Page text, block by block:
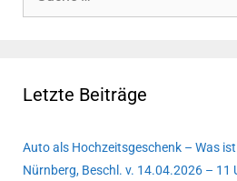
Letzte Beiträge
Auto als Hochzeitsgeschenk – Was
Nürnberg, Beschl. v. 14.04.2026 – 11